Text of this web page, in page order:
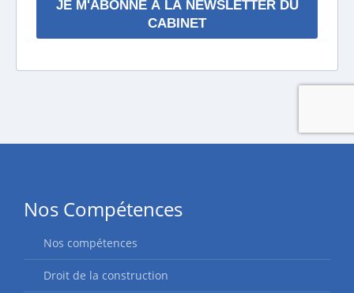
Nos Compétences
Nos compétences
Droit de la construction